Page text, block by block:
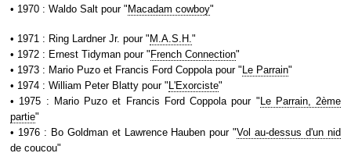
• 1970 : Waldo Salt pour " Macadam cowboy"
• 1971 : Ring Lardner Jr. pour " M.A.S.H."
• 1972 : Ernest Tidyman pour " French Connection"
• 1973 : Mario Puzo et Francis Ford Coppola pour " Le Parrain"
• 1974 : William Peter Blatty pour " L'Exorciste"
• 1975 : Mario Puzo et Francis Ford Coppola pour " Le Parrain, 2ème
partie"
• 1976 : Bo Goldman et Lawrence Hauben pour "Vol au-dessus d'un nid
de coucou"